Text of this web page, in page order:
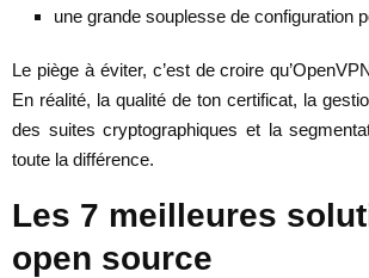
une grande souplesse de configuration
Le piège à éviter, c’est de croire
En réalité, la qualité de ton certificat, la
des suites cryptographiques et la
toute la différence.
Les 7 meilleures
open source